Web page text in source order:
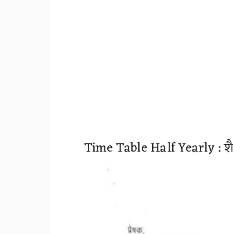
Time Table Half Yearly :